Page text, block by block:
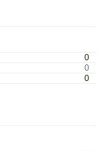
0
0
0